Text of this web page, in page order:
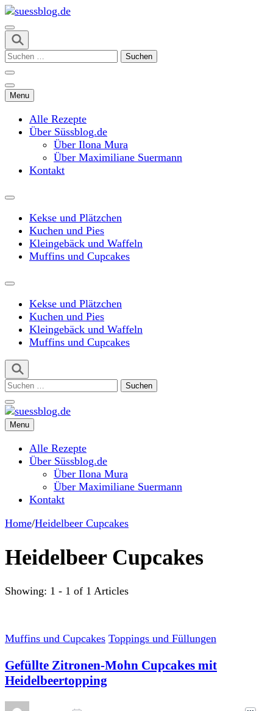
Skip
to
content
(Press
Enter)
suessblog.de
Suchen
Menu
Alle Rezepte
Über Süssblog.de
Über Ilona Mura
Über Maximiliane Suermann
Kontakt
Kekse und Plätzchen
Kuchen und Pies
Kleingebäck und Waffeln
Muffins und Cupcakes
Kekse und Plätzchen
Kuchen und Pies
Kleingebäck und Waffeln
Muffins und Cupcakes
Suchen
suessblog.de
Menu
Alle Rezepte
Über Süssblog.de
Über Ilona Mura
Über Maximiliane Suermann
Kontakt
Home/Heidelbeer Cupcakes
Heidelbeer Cupcakes
Showing: 1 - 1 of 1 Articles
Muffins und Cupcakes Toppings und Füllungen
Gefüllte Zitronen-Mohn Cupcakes mit
Heidelbeertopping